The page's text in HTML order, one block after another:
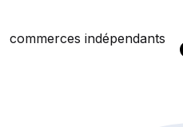
commerces indépendants